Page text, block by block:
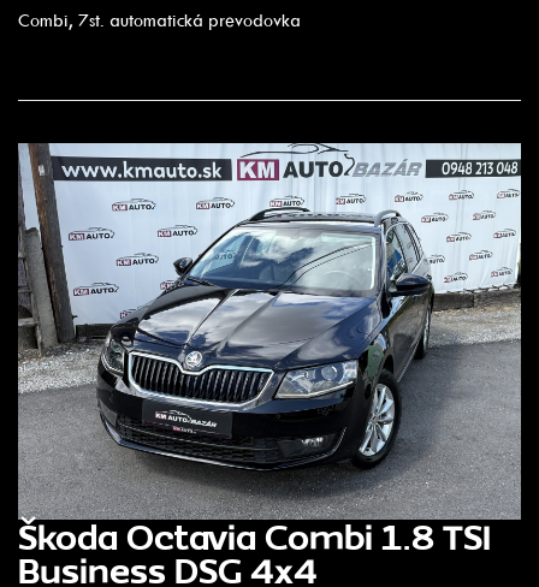
Combi, 7st. automatická prevodovka
Škoda Octavia Combi 1.8 TSI
Business DSG 4x4